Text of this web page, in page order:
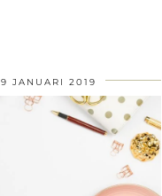
9 JANUARI 2019